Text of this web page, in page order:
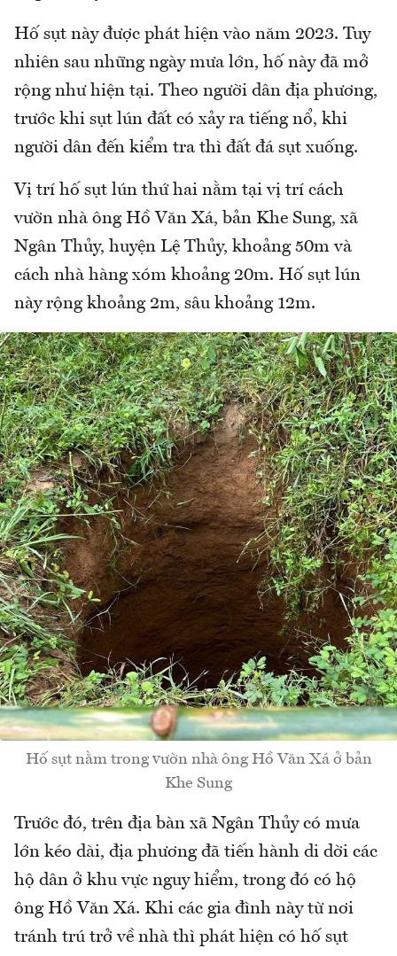
Hố sụt này được phát hiện vào năm 2023. Tuy
nhiên sau những ngày mưa lớn, hố này đã mở
rộng như hiện tại. Theo người dân địa phương,
trước khi sụt lún đất có xảy ra tiếng nổ, khi
người dân đến kiểm tra thì đất đá sụt xuống.
Vị trí hố sụt lún thứ hai nằm tại vị trí cách
vườn nhà ông Hồ Văn Xá, bản Khe Sung, xã
Ngân Thủy, huyện Lệ Thủy, khoảng 50m và
cách nhà hàng xóm khoảng 20m. Hố sụt lún
này rộng khoảng 2m, sâu khoảng 12m.
Hố sụt nằm trong vườn nhà ông Hồ Văn Xá ở bản
Khe Sung
Trước đó, trên địa bàn xã Ngân Thủy có mưa
lớn kéo dài, địa phương đã tiến hành di dời các
hộ dân ở khu vực nguy hiểm, trong đó có hộ
ông Hồ Văn Xá. Khi các gia đình này từ nơi
tránh trú trở về nhà thì phát hiện có hố sụt